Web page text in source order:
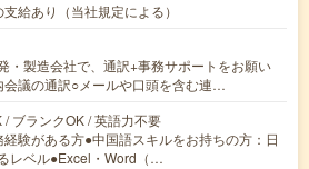
給あり（当社規定による）
・製造会社で、通訳+事務サポートをお願い
会議の通訳○メールや口頭を含む連…
/ ブランクOK / 英語力不要
験がある方●中国語スキルをお持ちの方：日
レベル●Excel・Word（…